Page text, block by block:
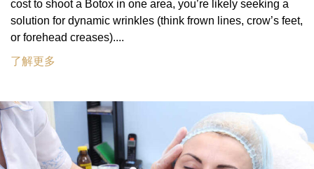
cost to shoot a Botox in one area, you’re likely seeking a
solution for dynamic wrinkles (think frown lines, crow’s feet,
or forehead creases)....
了解更多